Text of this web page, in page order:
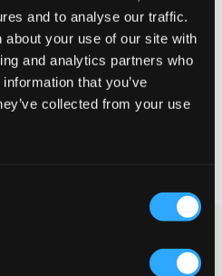
and to analyse our traffic.
about your use of our site with
and analytics partners who
that you’ve
collected from your use
TAILLE
d’un bouton et d’une fermeture
La taille offre une coupe